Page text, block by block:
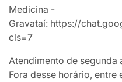
Medicina -
Gravataí: https://
cls=7
Atendimento de segunda
Fora desse horário,